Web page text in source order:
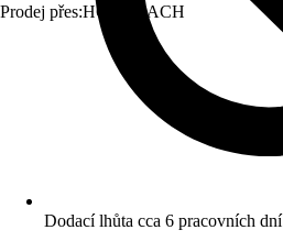
Prodej přes:HORNBACH
Dodací lhůta cca 6 pracovních dní